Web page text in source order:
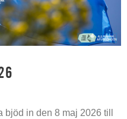
in den 8 maj 2026 till